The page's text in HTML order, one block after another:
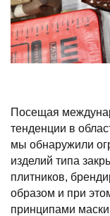
Посещая
тенденции в
мы обнаружили
изделий типа
плитников,
образом и при
принципами